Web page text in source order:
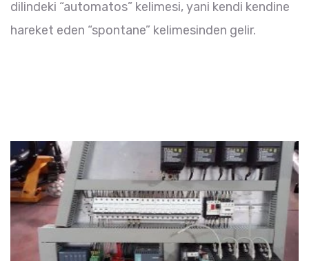
dilindeki “automatos” kelimesi, yani kendi kendine
hareket eden “spontane” kelimesinden gelir.